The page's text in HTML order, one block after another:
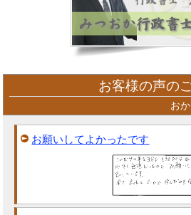
お客様の声の
お
お願いしてよかったです